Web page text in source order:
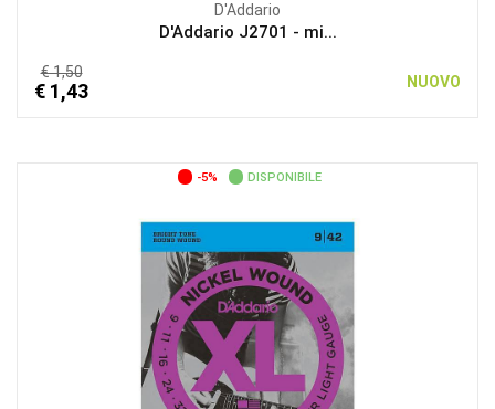
D'Addario
D'Addario J2701 - mi...
€ 1,50
€ 1,43 NUOVO
-5% DISPONIBILE